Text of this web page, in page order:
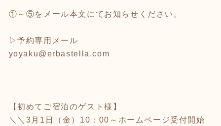
①～⑤をメール本文にてお知らせください。
▷予約専用メール
yoyaku@erbastella.com
【初めてご宿泊のゲスト様】
＼＼3月1日（金）10：00～ホームページ受付開始